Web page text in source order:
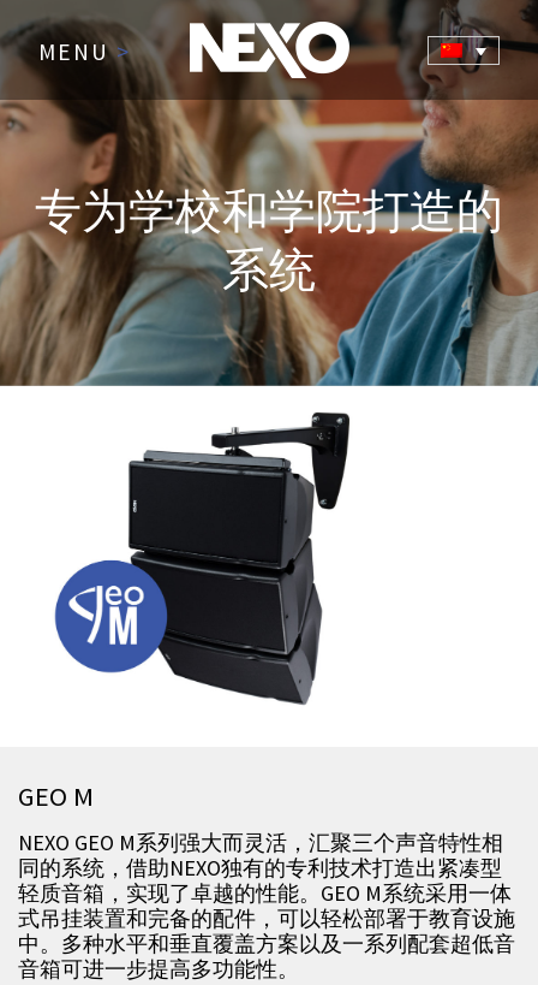
MENU>
专为学校和学院打造的
系统
GEO M
NEXO GEO M系列强大而灵活，汇聚三个声音特性相
同的系统，借助NEXO独有的专利技术打造出紧凑型
轻质音箱，实现了卓越的性能。GEO M系统采用一体
式吊挂装置和完备的配件，可以轻松部署于教育设施
中。多种水平和垂直覆盖方案以及一系列配套超低音
音箱可进一步提高多功能性。